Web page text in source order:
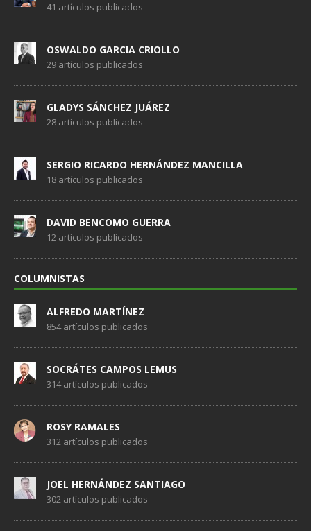
41 artículos publicados
OSWALDO GARCIA CRIOLLO
29 artículos publicados
GLADYS SÁNCHEZ JUÁREZ
28 artículos publicados
SERGIO RICARDO HERNÁNDEZ MANCILLA
18 artículos publicados
DAVID BENCOMO GUERRA
12 artículos publicados
COLUMNISTAS
ALFREDO MARTÍNEZ
854 artículos publicados
SOCRÁTES CAMPOS LEMUS
314 artículos publicados
ROSY RAMALES
312 artículos publicados
JOEL HERNÁNDEZ SANTIAGO
302 artículos publicados